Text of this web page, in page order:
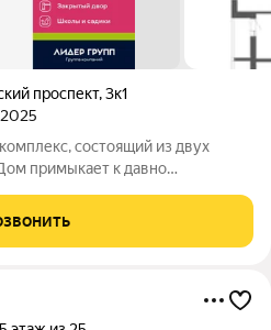
проспект,3к1
2025
состоящий из двух
примыкает к давно
магазины и социальные
возводится